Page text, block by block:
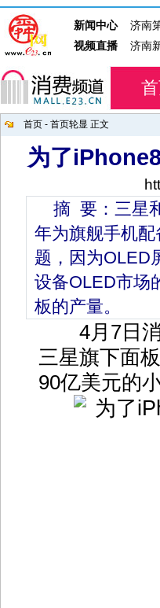
首页 - 首页轮显 正文
为了
摘 要：三星
年为旗舰手机
题，因为OLED
设备OLED市场
板的产量。
4月7日消
三星旗下面
90亿美元的